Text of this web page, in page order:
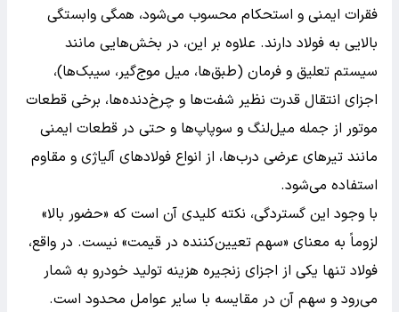
فقرات ایمنی و استحکام محسوب می‌شود، همگی وابستگی
بالایی به فولاد دارند. علاوه بر این، در بخش‌هایی مانند
سیستم تعلیق و فرمان (طبق‌ها، میل موج‌گیر، سیبک‌ها)،
اجزای انتقال قدرت نظیر شفت‌ها و چرخ‌دنده‌ها، برخی قطعات
موتور از جمله میل‌لنگ و سوپاپ‌ها و حتی در قطعات ایمنی
مانند تیرهای عرضی درب‌ها، از انواع فولادهای آلیاژی و مقاوم
استفاده می‌شود.
با وجود این گستردگی، نکته کلیدی آن است که «حضور بالا»
لزوماً به معنای «سهم تعیین‌کننده در قیمت» نیست. در واقع،
فولاد تنها یکی از اجزای زنجیره هزینه تولید خودرو به شمار
می‌رود و سهم آن در مقایسه با سایر عوامل محدود است.